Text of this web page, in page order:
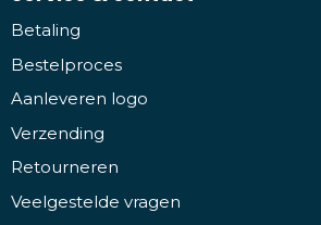
Betaling
Bestelproces
Aanleveren logo
Verzending
Retourneren
Veelgestelde vragen